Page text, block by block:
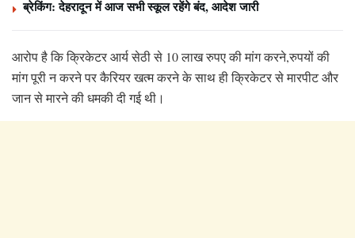
ब्रेकिंग: देहरादून में आज सभी स्कूल रहेंगे बंद, आदेश जारी
आरोप है कि क्रिकेटर आर्य सेठी से 10 लाख रुपए की मांग करने,रुपयों की
मांग पूरी न करने पर कैरियर खत्म करने के साथ ही क्रिकेटर से मारपीट और
जान से मारने की धमकी दी गई थी।